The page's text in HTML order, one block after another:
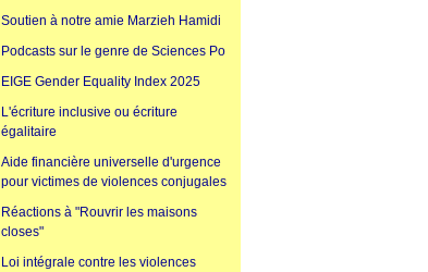
Soutien à notre amie Marzieh Hamidi
Podcasts sur le genre de Sciences Po
EIGE Gender Equality Index 2025
L'écriture inclusive ou écriture
égalitaire
Aide financière universelle d'urgence
pour victimes de violences conjugales
Réactions à "Rouvrir les maisons
closes"
Loi intégrale contre les violences